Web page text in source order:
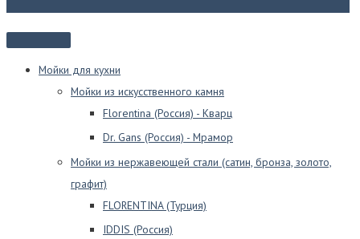
Мойки для кухни
Мойки из искусственного камня
Florentina (Россия) - Кварц
Dr. Gans (Россия) - Мрамор
Мойки из нержавеющей стали (сатин, бронза, золото,
графит)
FLORENTINA (Турция)
IDDIS (Россия)
выбрать